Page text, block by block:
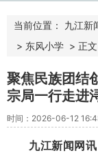
当前位置： 九江新
> 东风小学 > 正文
聚焦民族团
宗局一行走进
时间：2026-06-12
九江新闻网